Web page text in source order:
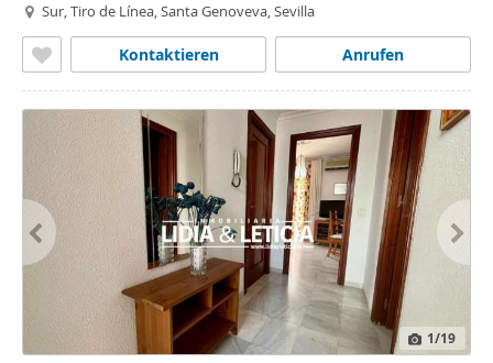
Sur, Tiro de Línea, Santa Genoveva, Sevilla
Anrufen
Kontaktieren
1/19